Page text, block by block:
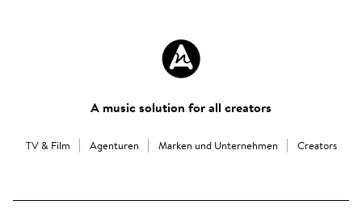
A music solution for all creators
TV & Film Agenturen Marken und Unternehmen Creators